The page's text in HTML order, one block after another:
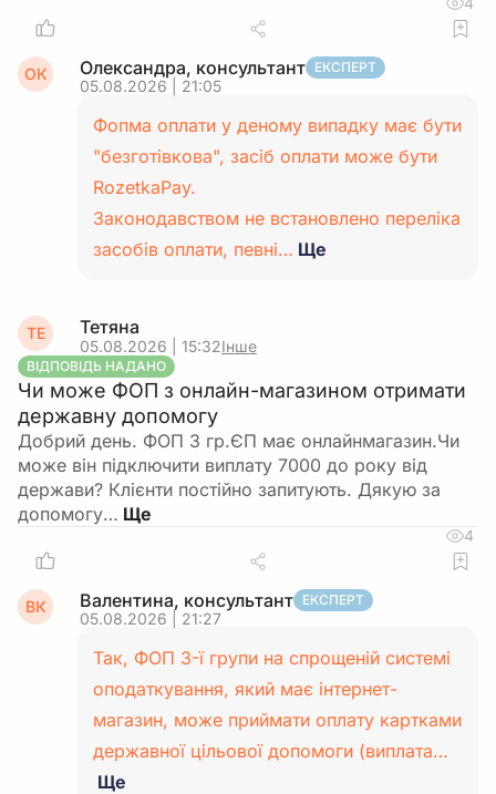
ОК Олександра, консультант ЕКСПЕРТ
05.08.2026 | 21:05
Фопма оплати у деному випадку має бути
"безготівкова", засіб оплати може бути
RozetkaPay.
Законодавством не встановлено переліка
засобів оплати, певні… Ще
ТЕ Тетяна
05.08.2026 | 15:32Інше
ВІДПОВІДЬ НАДАНО
Чи може ФОП з онлайн-магазином отримати
державну допомогу
Добрий день. ФОП 3 гр.ЄП має онлайнмагазин.Чи
може він підключити виплату 7000 до року від
держави? Клієнти постійно запитують. Дякую за
допомогу…
4
ВК Валентина, консультант ЕКСПЕРТ
05.08.2026 | 21:27
Так, ФОП 3-ї групи на спрощеній системі
оподаткування, який має інтернет-
магазин, може приймати оплату картками
державної цільової допомоги (виплата…
Ще